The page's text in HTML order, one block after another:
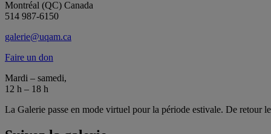
Montréal (QC) Canada
514 987-6150
galerie@uqam.ca
Faire un don
Mardi – samedi,
12 h – 18 h
La Galerie passe en mode virtuel pour la période estivale. De retour